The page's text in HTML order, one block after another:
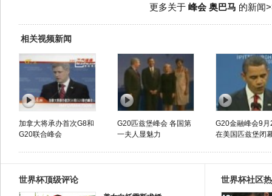
更多关于 峰会 奥巴马 的新闻
相关视频新闻
加拿大将承办首次G8和
G20联合峰会
G20匹兹堡峰会 各国第
一夫人显魅力
G20金融峰会9月
在美国匹兹堡闭
世界杯顶级评论 世界杯社区